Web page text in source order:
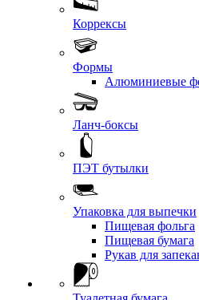
Коррексы
Формы
Алюминиевые
Ланч-боксы
ПЭТ бутылки
Упаковка для выпечки
Пищевая фольга
Пищевая бумага
Рукав для